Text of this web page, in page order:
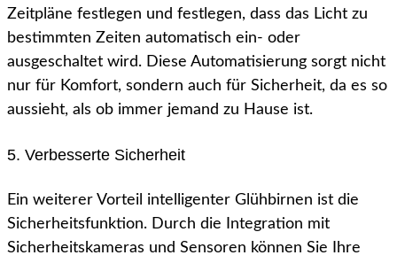
Zeitpläne festlegen und festlegen, dass das Licht zu
bestimmten Zeiten automatisch ein- oder
ausgeschaltet wird. Diese Automatisierung sorgt nicht
nur für Komfort, sondern auch für Sicherheit, da es so
aussieht, als ob immer jemand zu Hause ist.
5. Verbesserte Sicherheit
Ein weiterer Vorteil intelligenter Glühbirnen ist die
Sicherheitsfunktion. Durch die Integration mit
Sicherheitskameras und Sensoren können Sie Ihre